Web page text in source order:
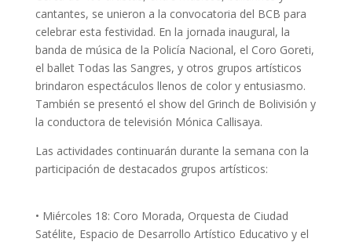
cantantes, se unieron a la convocatoria del BCB para
celebrar esta festividad. En la jornada inaugural, la
banda de música de la Policía Nacional, el Coro Goreti,
el ballet Todas las Sangres, y otros grupos artísticos
brindaron espectáculos llenos de color y entusiasmo.
También se presentó el show del Grinch de Bolivisión y
la conductora de televisión Mónica Callisaya.
Las actividades continuarán durante la semana con la
participación de destacados grupos artísticos:
• Miércoles 18: Coro Morada, Orquesta de Ciudad
Satélite, Espacio de Desarrollo Artístico Educativo y el